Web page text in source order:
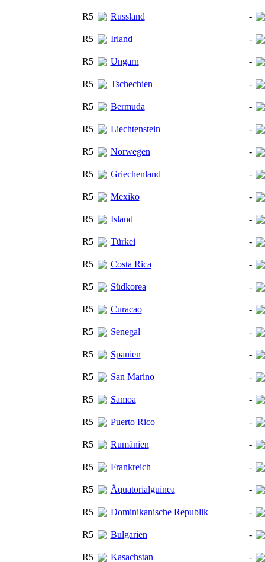
R5 Russland -
R5 Irland -
R5 Ungarn -
R5 Tschechien -
R5 Bermuda -
R5 Liechtenstein -
R5 Norwegen -
R5 Griechenland -
R5 Mexiko -
R5 Island -
R5 Türkei -
R5 Costa Rica -
R5 Südkorea -
R5 Curacao -
R5 Senegal -
R5 Spanien -
R5 San Marino -
R5 Samoa -
R5 Puerto Rico -
R5 Rumänien -
R5 Frankreich -
R5 Äquatorialguinea -
R5 Dominikanische Republik -
R5 Bulgarien -
R5 Kasachstan -